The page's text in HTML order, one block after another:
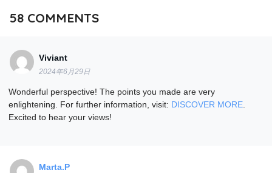
58COMMENTS
Viviant
2024年6月29日
Wonderful perspective! The points you made are very
enlightening. For further information, visit: DISCOVER MORE.
Excited to hear your views!
Marta.P